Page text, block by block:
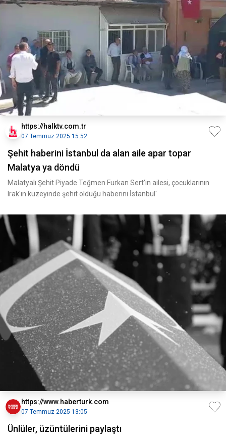
https://halktv.com.tr
07 Temmuz 2025 15:52
Şehit haberini İstanbul da alan aile apar topar
Malatya ya döndü
Malatyalı Şehit Piyade Teğmen Furkan Sert'in ailesi, çocuklarının
Irak'ın kuzeyinde şehit olduğu haberini İstanbul'
https://www.haberturk.com
07 Temmuz 2025 13:05
Ünlüler, üzüntülerini paylaştı